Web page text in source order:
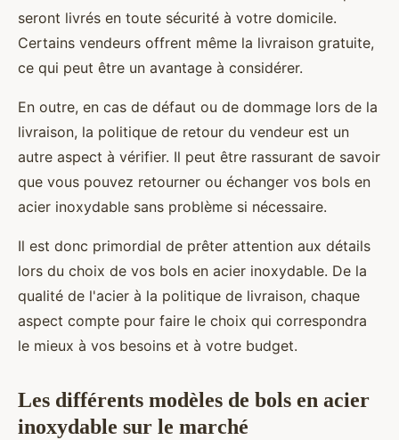
seront livrés en toute sécurité à votre domicile.
Certains vendeurs offrent même la livraison gratuite,
ce qui peut être un avantage à considérer.
En outre, en cas de défaut ou de dommage lors de la
livraison, la politique de retour du vendeur est un
autre aspect à vérifier. Il peut être rassurant de savoir
que vous pouvez retourner ou échanger vos bols en
acier inoxydable sans problème si nécessaire.
Il est donc primordial de prêter attention aux détails
lors du choix de vos bols en acier inoxydable. De la
qualité de l'acier à la politique de livraison, chaque
aspect compte pour faire le choix qui correspondra
le mieux à vos besoins et à votre budget.
Les différents modèles de bols en acier
inoxydable sur le marché